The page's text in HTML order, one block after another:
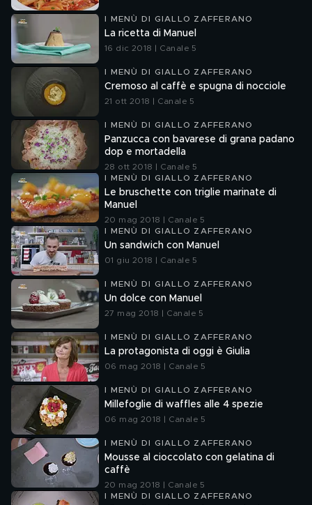
I MENÙ DI GIALLO ZAFFERANO
La ricetta di Manuel
16 dic 2018 | Canale 5
I MENÙ DI GIALLO ZAFFERANO
Cremoso al caffè e spugna di nocciole
21 ott 2018 | Canale 5
I MENÙ DI GIALLO ZAFFERANO
Panzucca con bavarese di grana padano
dop e mortadella
28 ott 2018 | Canale 5
I MENÙ DI GIALLO ZAFFERANO
Le bruschette con triglie marinate di
Manuel
20 mag 2018 | Canale 5
I MENÙ DI GIALLO ZAFFERANO
Un sandwich con Manuel
01 giu 2018 | Canale 5
I MENÙ DI GIALLO ZAFFERANO
Un dolce con Manuel
27 mag 2018 | Canale 5
I MENÙ DI GIALLO ZAFFERANO
La protagonista di oggi è Giulia
06 mag 2018 | Canale 5
I MENÙ DI GIALLO ZAFFERANO
Millefoglie di waffles alle 4 spezie
06 mag 2018 | Canale 5
I MENÙ DI GIALLO ZAFFERANO
Mousse al cioccolato con gelatina di
caffè
20 mag 2018 | Canale 5
I MENÙ DI GIALLO ZAFFERANO